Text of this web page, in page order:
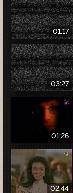
01:17
03:27
01:26
02:44